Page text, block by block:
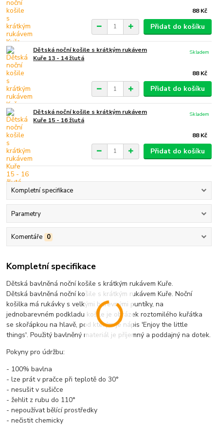
88 Kč
Přidat do košíku
Dětská noční košile s krátkým rukávem
Kuře 13 - 14 žlutá
88 Kč
Skladem
Přidat do košíku
Dětská noční košile s krátkým rukávem
Kuře 15 - 16 žlutá
88 Kč
Skladem
Přidat do košíku
Kompletní specifikace
Parametry
Komentáře 0
Kompletní specifikace
Dětská bavlněná noční košile s krátkým rukávem Kuře.
Dětská bavlněná noční košile s krátkým rukávem Kuře. Noční
košilka má rukávky s velkými barevnými puntíky, na
jednobarevném podkladu košile je obrázek roztomilého kuřátka
se skořápkou na hlavě, pod kterým je nápis 'Enjoy the little
things'. Použitý bavlněný materiál je příjemný a poddajný na dotek.
Pokyny pro údržbu:
- 100% bavlna
- lze prát v pračce při teplotě do 30°
- nesušit v sušičce
- žehlit z rubu do 110°
- nepoužívat bělící prostředky
- nečistit chemicky